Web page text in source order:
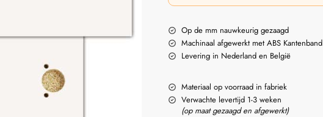
Op de mm nauwkeurig gezaagd
Machinaal afgewerkt met ABS Kantenband
Levering in Nederland en België
Materiaal op voorraad in fabriek
Verwachte levertijd 1-3 weken
(op maat gezaagd en afgewerkt)